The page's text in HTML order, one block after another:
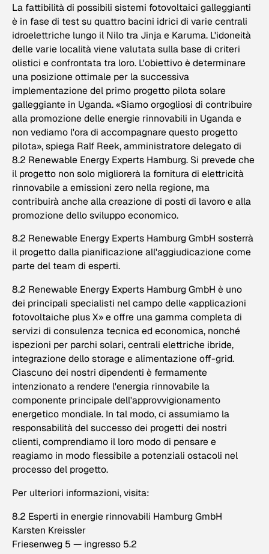
La fattibilità di possibili sistemi fotovoltaici galleggianti
è in fase di test su quattro bacini idrici di varie centrali
idroelettriche lungo il Nilo tra Jinja e Karuma. L'idoneità
delle varie località viene valutata sulla base di criteri
olistici e confrontata tra loro. L'obiettivo è determinare
una posizione ottimale per la successiva
implementazione del primo progetto pilota solare
galleggiante in Uganda. «Siamo orgogliosi di contribuire
alla promozione delle energie rinnovabili in Uganda e
non vediamo l'ora di accompagnare questo progetto
pilota», spiega Ralf Reek, amministratore delegato di
8.2 Renewable Energy Experts Hamburg. Si prevede che
il progetto non solo migliorerà la fornitura di elettricità
rinnovabile a emissioni zero nella regione, ma
contribuirà anche alla creazione di posti di lavoro e alla
promozione dello sviluppo economico.
8.2 Renewable Energy Experts Hamburg GmbH sosterrà
il progetto dalla pianificazione all'aggiudicazione come
parte del team di esperti.
8.2 Renewable Energy Experts Hamburg GmbH è uno
dei principali specialisti nel campo delle «applicazioni
fotovoltaiche plus X» e offre una gamma completa di
servizi di consulenza tecnica ed economica, nonché
ispezioni per parchi solari, centrali elettriche ibride,
integrazione dello storage e alimentazione off-grid.
Ciascuno dei nostri dipendenti è fermamente
intenzionato a rendere l'energia rinnovabile la
componente principale dell'approvvigionamento
energetico mondiale. In tal modo, ci assumiamo la
responsabilità del successo dei progetti dei nostri
clienti, comprendiamo il loro modo di pensare e
reagiamo in modo flessibile a potenziali ostacoli nel
processo del progetto.
Per ulteriori informazioni, visita:
8.2 Esperti in energie rinnovabili Hamburg GmbH
Karsten Kreissler
Friesenweg 5 — ingresso 5.2